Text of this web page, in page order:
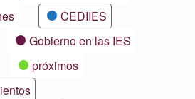
CEDIIES
Gobierno en las IES
próximos